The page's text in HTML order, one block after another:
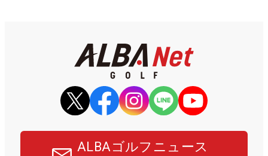
ALBAゴルフニュース